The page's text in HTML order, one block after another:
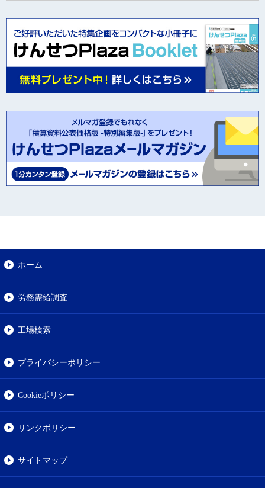
ホーム
労務需給調査
工場検索
プライバシーポリシー
Cookieポリシー
リンクポリシー
サイトマップ